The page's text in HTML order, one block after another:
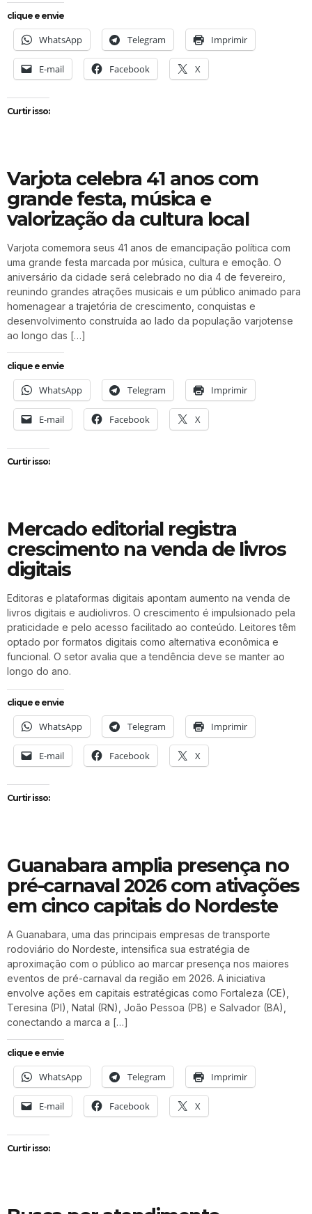
clique e envie
WhatsApp Telegram Imprimir
E-mail Facebook X
Curtir isso:
Varjota celebra 41 anos com
grande festa, música e
valorização da cultura local
Varjota comemora seus 41 anos de emancipação política com
uma grande festa marcada por música, cultura e emoção. O
aniversário da cidade será celebrado no dia 4 de fevereiro,
reunindo grandes atrações musicais e um público animado para
homenagear a trajetória de crescimento, conquistas e
desenvolvimento construída ao lado da população varjotense
ao longo das […]
clique e envie
WhatsApp Telegram Imprimir
E-mail Facebook X
Curtir isso:
Mercado editorial registra
crescimento na venda de livros
digitais
Editoras e plataformas digitais apontam aumento na venda de
livros digitais e audiolivros. O crescimento é impulsionado pela
praticidade e pelo acesso facilitado ao conteúdo. Leitores têm
optado por formatos digitais como alternativa econômica e
funcional. O setor avalia que a tendência deve se manter ao
longo do ano.
clique e envie
WhatsApp Telegram Imprimir
E-mail Facebook X
Curtir isso:
Guanabara amplia presença no
pré-carnaval 2026 com ativações
em cinco capitais do Nordeste
A Guanabara, uma das principais empresas de transporte
rodoviário do Nordeste, intensifica sua estratégia de
aproximação com o público ao marcar presença nos maiores
eventos de pré-carnaval da região em 2026. A iniciativa
envolve ações em capitais estratégicas como Fortaleza (CE),
Teresina (PI), Natal (RN), João Pessoa (PB) e Salvador (BA),
conectando a marca a […]
clique e envie
WhatsApp Telegram Imprimir
E-mail Facebook X
Curtir isso: